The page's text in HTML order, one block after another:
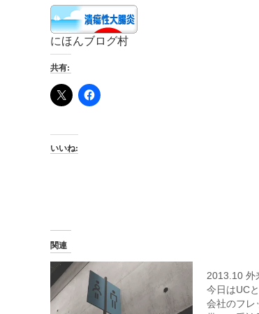
にほんブログ村
共有:
いいね:
関連
2013.10 外
今日はUC
会社のフレ